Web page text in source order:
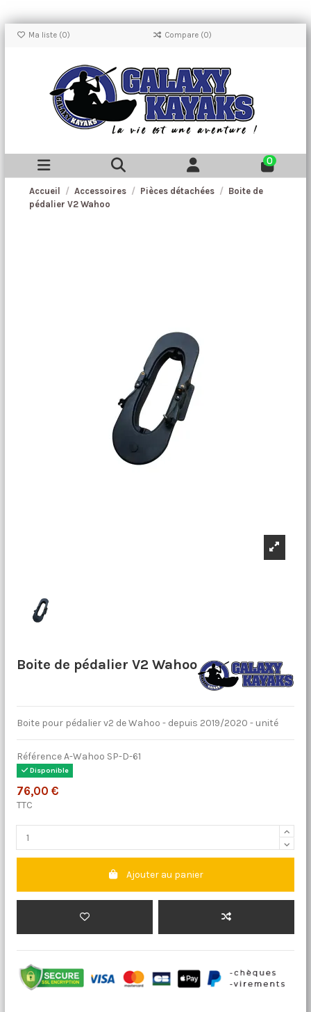
Ma liste (0) Compare (0)
0
Accueil Accessoires Pièces détachées
Boite de
pédalier V2 Wahoo
Boite de pédalier V2 Wahoo
Boite pour pédalier v2 de Wahoo - depuis 2019/2020 - unité
RéférenceA-Wahoo SP-D-61
Disponible
76,00 €
TTC
Ajouter au panier